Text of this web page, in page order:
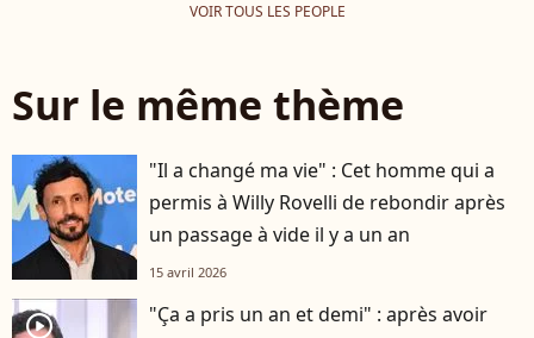
VOIR TOUS LES PEOPLE
Sur le même thème
"Il a changé ma vie" : Cet homme qui a
permis à Willy Rovelli de rebondir après
un passage à vide il y a un an
15 avril 2026
player2
"Ça a pris un an et demi" : après avoir